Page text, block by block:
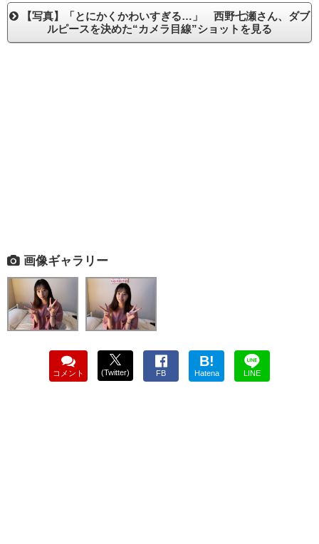
【写真】「とにかくかわいすぎる…」 西野七瀬さん、ダブ
ルピースを決めた“カメラ目線”ショットを見る
画像ギャラリー
コメント (Twitter) FB
B!
Hatena LINE